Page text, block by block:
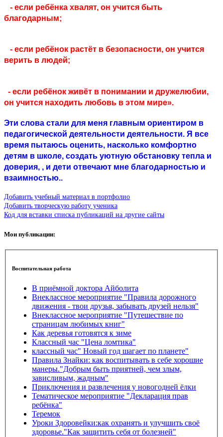
- если ребёнка хвалят, он учится быть
благодарным;
- если ребёнок растёт в безопасности, он учится
верить в людей;
- если ребёнок живёт в понимании и дружелюбии,
он учится находить любовь в этом мире».
Эти слова стали для меня главным ориентиром в
педагогической деятельности деятельности. Я все
время пытаюсь оценить, насколько комфортно
детям в школе, создать уютную обстановку тепла и
доверия, , и дети отвечают мне благодарностью и
взаимностью..
Добавить учебный материал в портфолио
Добавить творческую работу ученика
Код для вставки списка публикаций на другие сайты
Мои публикации:
Воспитательная работа
В приёмной доктора Айболита
Внеклассное мероприятие "Правила дорожного
движения - твои друзья, забывать друзей нельзя"
Внеклассное мероприятие "Путешествие по
страницам любимых книг"
Как деревья готовятся к зиме
Классный час "Цена ломтика"
классный час" Новый год шагает по планете"
Правила Знайки: как воспитывать в себе хорошие
манеры."Добрым быть приятней, чем злым,
зависливым, жадным"
Приключения и развлечения у новогодней ёлки
Тематическое мероприятие "Декларация прав
ребёнка"
Теремок
Уроки Здоровейки:как охранять и улучшить своё
здоровье."Как защитить себя от болезней"